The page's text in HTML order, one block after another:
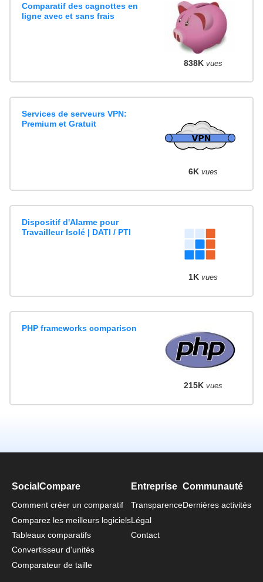
Comparatif des cagnottes en
ligne avec et sans frais
838K vues
Services de serveurs VPN:
Premium et Gratuit
6K vues
Dispositif d'Alarme pour
Travailleur Isolé | DATI / PTI
1K vues
PHP frameworks comparison
215K vues
SocialCompare
Comment créer un comparatif
Comparez les meilleurs logiciels
Tableaux comparatifs
Convertisseur d'unités
Comparateur de taille
Entreprise
Transparence
Légal
Contact
Communauté
Dernières activités